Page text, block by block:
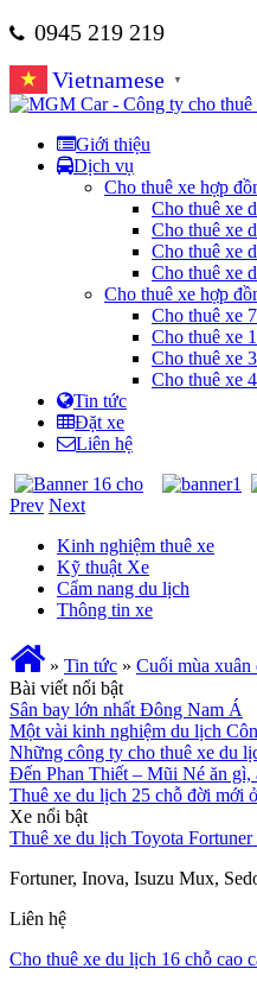
0945 219 219
Vietnamese
▼
Giới thiệu
Dịch vụ
Cho thuê xe hợp
Cho thuê xe
Cho thuê xe
Cho thuê xe
Cho thuê xe
Cho thuê xe hợp
Cho thuê xe
Cho thuê xe
Cho thuê xe
Cho thuê xe
Tin tức
Đặt xe
Liên hệ
Prev Next
Kinh nghiệm thuê xe
Kỹ thuật Xe
Cẩm nang du lịch
Thông tin xe
» Tin tức » Cuối mùa xuân
Bài viết nổi bật
Sân bay lớn nhất Đông Nam Á
Một vài kinh nghiệm du lịch
Những công ty cho thuê xe du
Đến Phan Thiết – Mũi Né ăn gì,
Thuê xe du lịch 25 chỗ đời mới
Xe nổi bật
Thuê xe du lịch Toyota Fortuner
Fortuner, Inova, Isuzu Mux,
Liên hệ
Cho thuê xe du lịch 16 chỗ cao